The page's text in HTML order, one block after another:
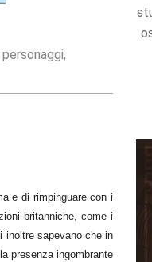
personaggi,
e di rimpinguare con i
britanniche, come i
inoltre sapevano che in
presenza ingombrante